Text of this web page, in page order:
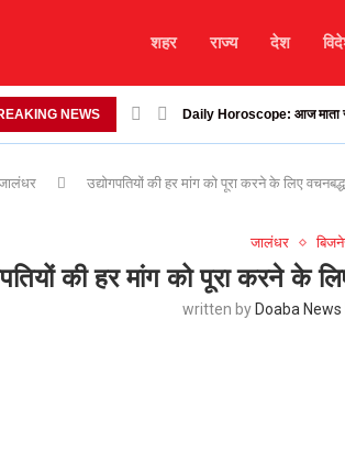
शहर राज्य देश
NEWS Daily Horoscope: आज माता
उद्योगपतियों की हर मांग को पूरा करने के लिए
जालंधर
की हर मांग को पूरा करने के
written by Doaba News